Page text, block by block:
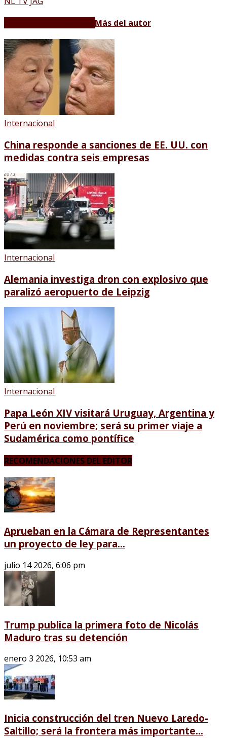
Más del autor
Internacional
China responde a sanciones de EE. UU. con
medidas contra seis empresas
Internacional
Alemania investiga dron con explosivo que
paralizó aeropuerto de Leipzig
Internacional
Papa León XIV visitará Uruguay, Argentina y
Perú en noviembre; será su primer viaje a
Sudamérica como pontífice
RECOMENDACIONES DEL EDITOR
Aprueban en la Cámara de Representantes
un proyecto de ley para...
julio 14 2026, 6:06 pm
Trump publica la primera foto de Nicolás
Maduro tras su detención
enero 3 2026, 10:53 am
Inicia construcción del tren Nuevo Laredo-
Saltillo; será la frontera más importante...